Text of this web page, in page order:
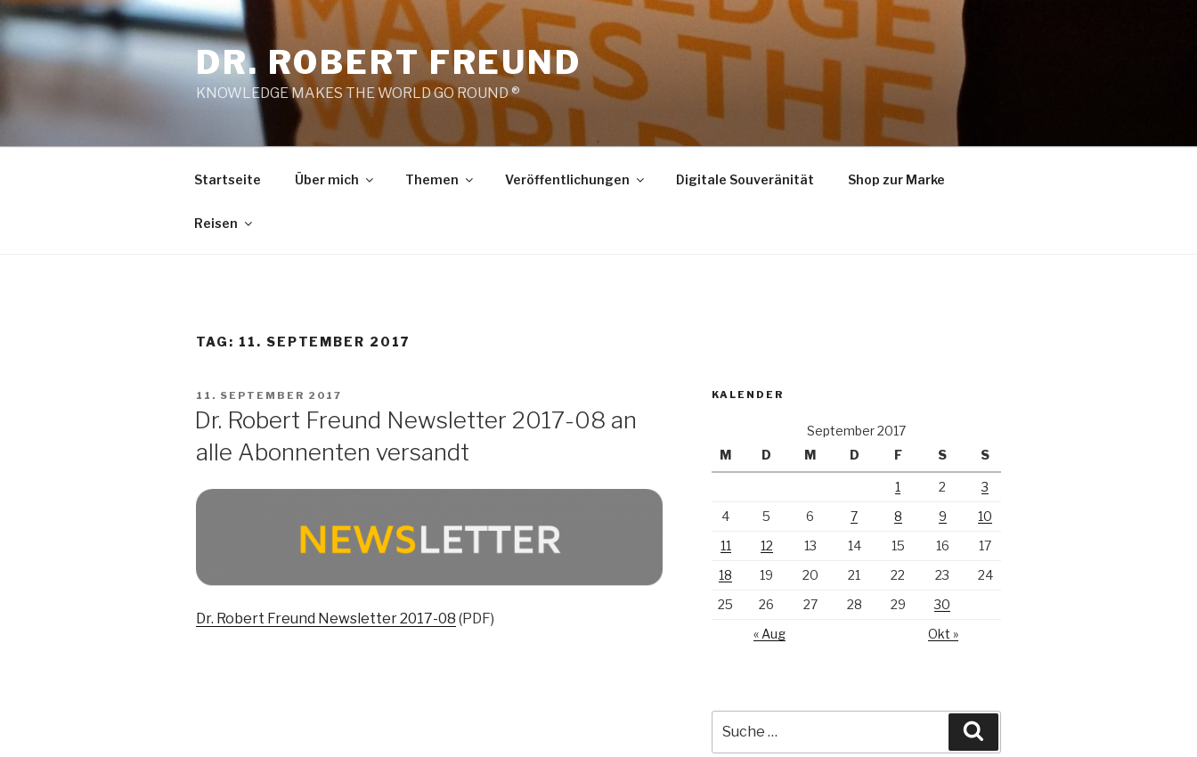
Zum
Inhalt
springen
DR. ROBERT FREUND
KNOWLEDGE MAKES THE WORLD GO ROUND ®
Startseite Über mich Themen Veröffentlichungen Digitale Souveränität Shop zur Marke
Reisen
TAG: 11. SEPTEMBER 2017
VERÖFFENTLICHT
11. SEPTEMBER 2017
Dr. Robert Freund Newsletter 2017-08 an
alle Abonnenten versandt
Dr. Robert Freund Newsletter 2017-08 (PDF)
KALENDER
September 2017
M
D M D F S S
1 2
3
4
5 6 7 8 9
10
11
12 13 14 15 16
17
18
19 20 21 22 23
24
25
26 27 28 29
30
« Aug
Okt »
nach: